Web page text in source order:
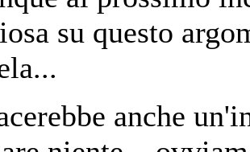
su questo
anche